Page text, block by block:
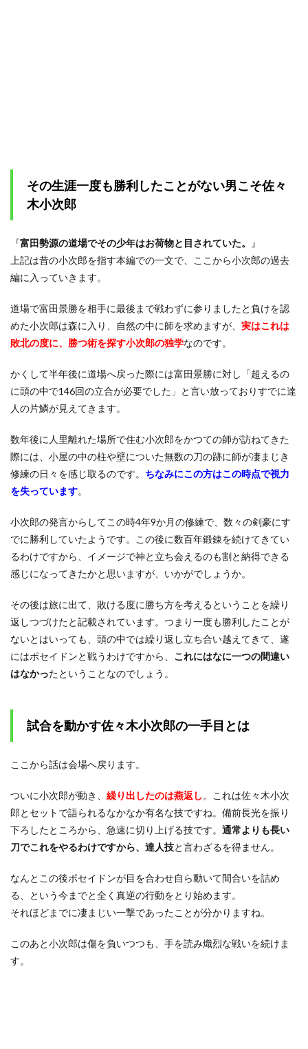
その生涯一度も勝利したことがない男こそ佐々
木小次郎
『富田勢源の道場でその少年はお荷物と目されていた。
』
上記は昔の小次郎を指す本編での一文で、ここから小次郎の過去
編に入っていきます。
道場で富田景勝を相手に最後まで戦わずに参りましたと負けを認
めた小次郎は森に入り、自然の中に師を求めますが、 実はこれは
敗北の度に、勝つ術を探す小次郎の独学なのです。
かくして半年後に道場へ戻った際には富田景勝に対し「超えるの
に頭の中で146回の立合が必要でした」と言い放っておりすでに達
人の片鱗が見えてきます。
数年後に人里離れた場所で住む小次郎をかつての師が訪ねてきた
際には、小屋の中の柱や壁についた無数の刀の跡に師が凄まじき
修練の日々を感じ取るのです。 ちなみにこの方はこの時点で視力
を失っています。
小次郎の発言からしてこの時4年9か月の修練で、数々の剣豪にす
でに勝利していたようです。この後に数百年鍛錬を続けてきてい
るわけですから、イメージで神と立ち会えるのも割と納得できる
感じになってきたかと思いますが、いかがでしょうか。
その後は旅に出て、敗ける度に勝ち方を考えるということを繰り
返しつづけたと記載されています。つまり一度も勝利したことが
ないとはいっても、頭の中では繰り返し立ち合い越えてきて、遂
にはポセイドンと戦うわけですから、 これにはなに一つの間違い
はなかったということなのでしょう。
試合を動かす佐々木小次郎の一手目とは
ここから話は会場へ戻ります。
ついに小次郎が動き、 繰り出したのは燕返し。これは佐々木小次
郎とセットで語られるなかなか有名な技ですね。備前長光を振り
下ろしたところから、急速に切り上げる技です。 通常よりも長い
刀でこれをやるわけですから、達人技と言わざるを得ません。
なんとこの後ポセイドンが目を合わせ自ら動いて間合いを詰め
る、という今までと全く真逆の行動をとり始めます。
それほどまでに凄まじい一撃であったことが分かりますね。
このあと小次郎は傷を負いつつも、手を読み熾烈な戦いを続けま
す。